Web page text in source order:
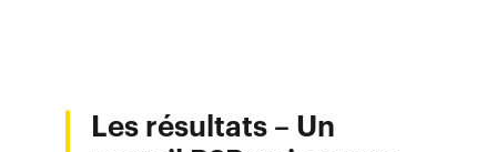
Les résultats – Un